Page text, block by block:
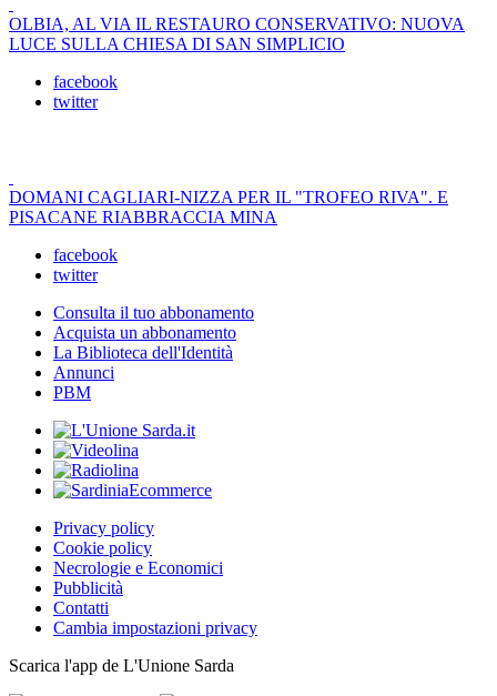
OLBIA, AL VIA IL RESTAURO CONSERVATIVO: NUOVA
LUCE SULLA CHIESA DI SAN SIMPLICIO
facebook
twitter
DOMANI CAGLIARI-NIZZA PER IL "TROFEO RIVA". E
PISACANE RIABBRACCIA MINA
facebook
twitter
Consulta il tuo abbonamento
Acquista un abbonamento
La Biblioteca dell'Identità
Annunci
PBM
Privacy policy
Cookie policy
Necrologie e Economici
Pubblicità
Contatti
Cambia impostazioni privacy
Scarica l'app de L'Unione Sarda